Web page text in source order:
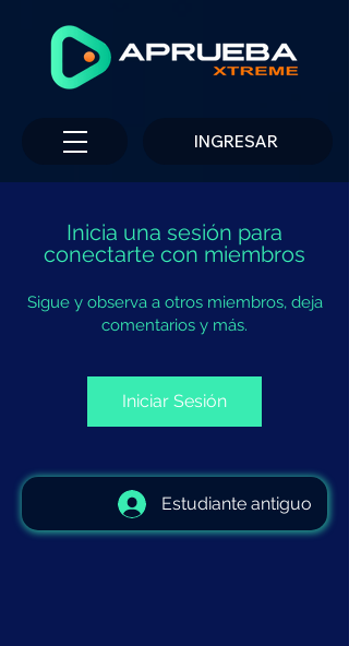
INGRESAR
Inicia una sesión para
conectarte con miembros
Sigue y observa a otros miembros, deja
comentarios y más.
Iniciar Sesión
Estudiante antiguo